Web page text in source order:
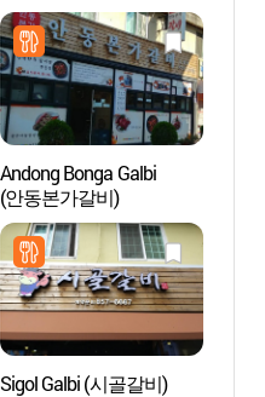
Andong Bonga Galbi
(안동본가갈비)
Sigol Galbi (시골갈비)